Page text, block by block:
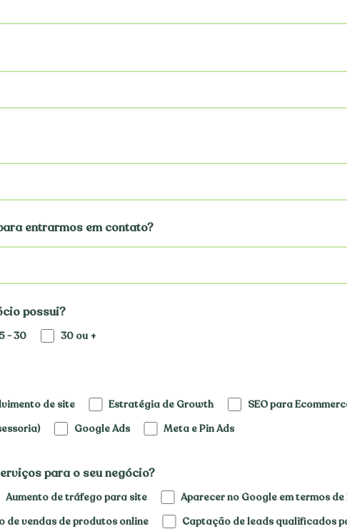
entrarmos em contato?
possui?
- 30 30 ou +
de site Estratégia de Growth SEO para
Google Ads Meta e Pin Ads
para o seu negócio?
Aumento de tráfego para site
Aparecer no Google em termos
de vendas de produtos online
Captação de leads qualificados